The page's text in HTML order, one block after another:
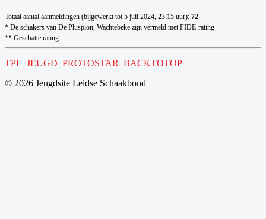
Totaal aantal aanmeldingen (bijgewerkt tot 5 juli 2024, 23:15 uur): 72
* De schakers van De Pluspion, Wachtebeke zijn vermeld met FIDE-rating
** Geschatte rating.
TPL_JEUGD_PROTOSTAR_BACKTOTOP
© 2026 Jeugdsite Leidse Schaakbond